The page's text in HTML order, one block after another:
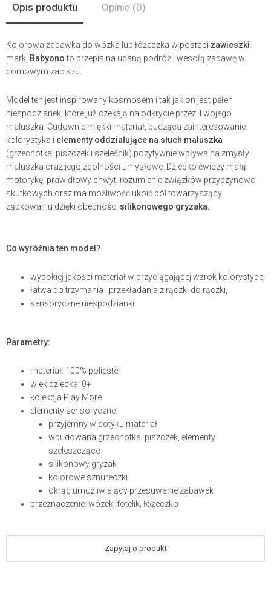
Opis produktu Opinie (0)
Kolorowa zabawka do wózka lub łóżeczka w postaci zawieszki
marki Babyonoto przepis na udaną podróż i wesołą zabawę w
domowym zaciszu.
Model ten jest inspirowany kosmosem i tak jak on jest pełen
niespodzianek, które już czekają na odkrycie przez Twojego
maluszka. Cudownie miękki materiał, budząca zainteresowanie
kolorystyka i elementy oddziałujące na słuch maluszka
(grzechotka, piszczek i szeleścik) pozytywnie wpływa na zmysły
maluszka oraz jego zdolności umysłowe. Dziecko ćwiczy małą
motorykę, prawidłowy chwyt, rozumienie związków przyczynowo -
skutkowych oraz ma możliwość ukoić ból towarzyszący
ząbkowaniu dzięki obecności silikonowego gryzaka.
Co wyróżnia ten model?
wysokiej jakości materiał w przyciągającej wzrok kolorystyce,
łatwa do trzymania i przekładania z rączki do rączki,
sensoryczne niespodzianki.
Parametry:
materiał: 100% poliester
wiek dziecka: 0+
kolekcja Play More
elementy sensoryczne:
przyjemny w dotyku materiał
wbudowana grzechotka, piszczek, elementy
szeleszczące
silikonowy gryzak
kolorowe sznureczki
okrąg umożliwiający przesuwanie zabawek
przeznaczenie: wózek, fotelik, łóżeczko
Zapytaj o produkt